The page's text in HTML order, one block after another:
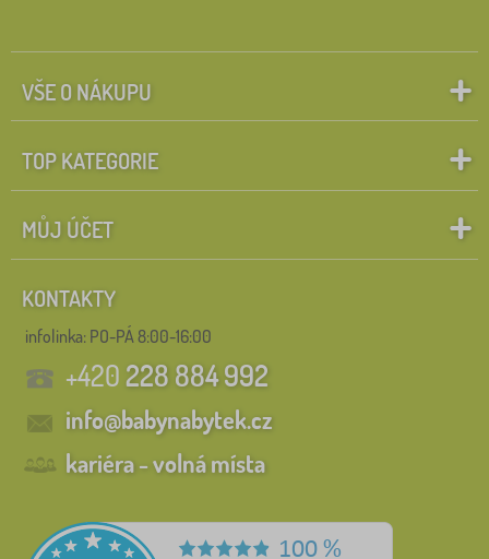
VŠE O NÁKUPU
TOP KATEGORIE
MŮJ ÚČET
KONTAKTY
infolinka: PO-PÁ 8:00-16:00
+420228 884 992
info@babynabytek.cz
kariéra - volná místa